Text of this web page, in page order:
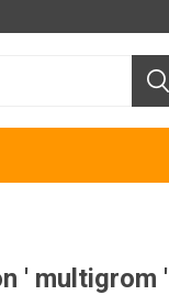
' multigrom '